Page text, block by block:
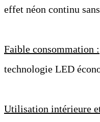
effet néon continu
Faible consommation :
technologie LED
Utilisation intérieure